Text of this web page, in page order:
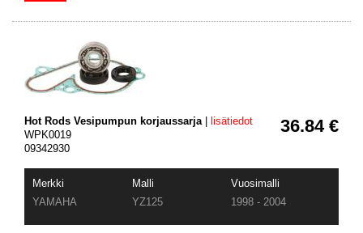
36.84 €
Hot Rods Vesipumpun korjaussarja|
lisätiedot
WPK0019
09342930
Merkki Malli
Vuosimalli
YAMAHA
YZ125 1998 - 2004